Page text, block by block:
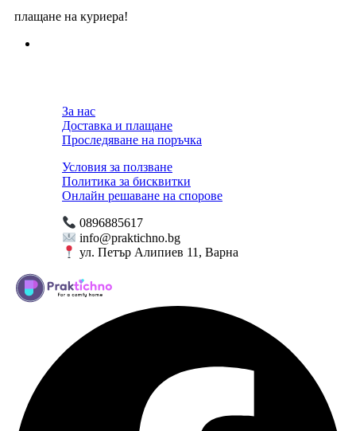
плащане на куриера!
За нас
Доставка и плащане
Проследяване на поръчка
Условия за ползване
Политика за бисквитки
Онлайн решаване на спорове
0896885617
info@praktichno.bg
ул. Петър Алипиев 11, Варна